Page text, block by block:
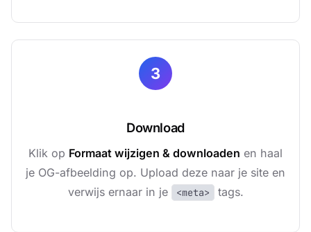
3
Download
Klik op Formaat wijzigen & downloaden en haal
je OG-afbeelding op. Upload deze naar je site en
verwijs ernaar in je
<meta> tags.